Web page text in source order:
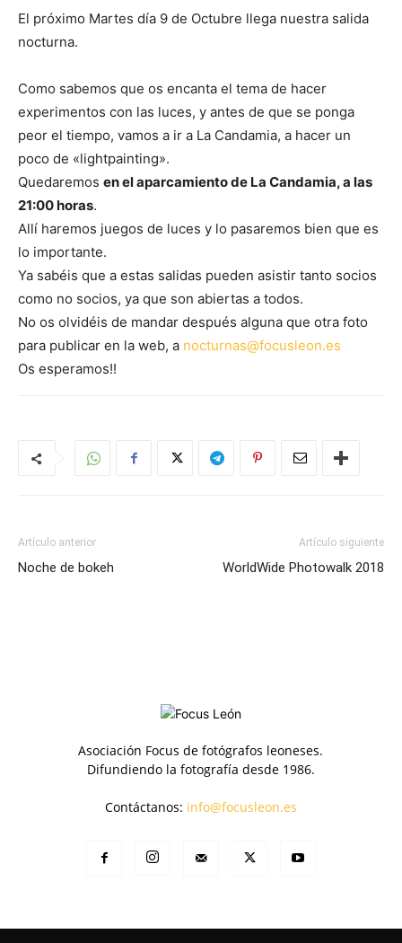
El próximo Martes día 9 de Octubre llega nuestra salida
nocturna.
Como sabemos que os encanta el tema de hacer
experimentos con las luces, y antes de que se ponga
peor el tiempo, vamos a ir a La Candamia, a hacer un
poco de «lightpainting».
Quedaremos en el aparcamiento de La Candamia, a las
21:00 horas.
Allí haremos juegos de luces y lo pasaremos bien que es
lo importante.
Ya sabéis que a estas salidas pueden asistir tanto socios
como no socios, ya que son abiertas a todos.
No os olvidéis de mandar después alguna que otra foto
para publicar en la web, a nocturnas@focusleon.es
Os esperamos!!
Artículo anterior
Noche de bokeh
Artículo siguiente
WorldWide Photowalk 2018
Asociación Focus de fotógrafos leoneses.
Difundiendo la fotografía desde 1986.
Contáctanos: info@focusleon.es